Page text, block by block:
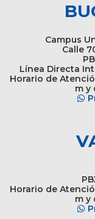
Campus
Calle
Línea Directa
Horario de
m y
Horario de
m y